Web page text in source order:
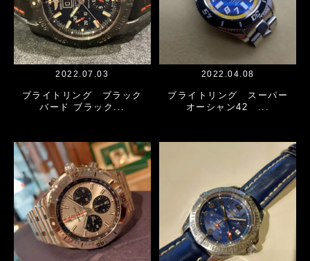
2022.07.03
ブライトリング ブラック
バード ブラック...
2022.04.08
ブライトリング スーパー
オーシャン42 ...